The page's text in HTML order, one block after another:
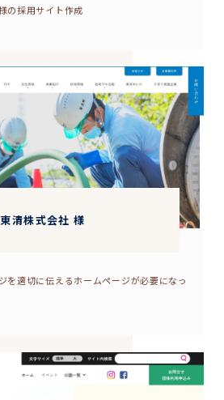
の採用サイト作成
東清株式会社 様
を適切に伝えるホームページが必要になっ